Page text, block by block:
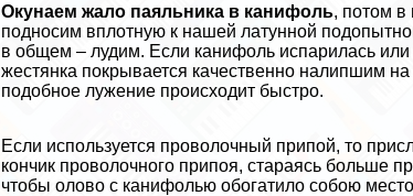
Окунаем жало паяльника в канифоль, потом в
подносим вплотную к нашей латунной
в общем – лудим. Если канифоль испарилась
жестянка покрывается качественно налипшим
подобное лужение происходит быстро.
Если используется проволочный припой, то
кончик проволочного припоя, стараясь больше
чтобы олово с канифолью обогатило собою место